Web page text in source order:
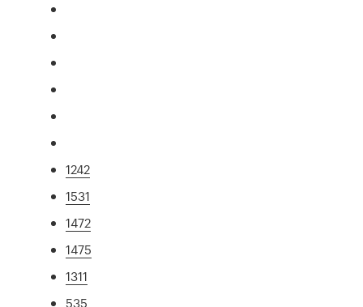
1242
1531
1472
1475
1311
535